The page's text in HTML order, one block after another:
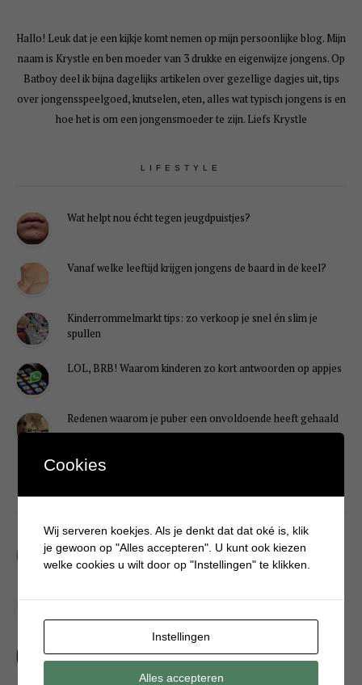
Hallo! Leuk dat je een kijkje komt nemen op mijn persoonlijke blog. Mijn
naam is Krystle en ben moeder van 3 drukke en eigenwijze jongens. Op
Batboy deel ik bijna dagelijks artikelen over gezellige dagjes uit, tips
over jongensspeelgoed, knutselen, eten, alles wat typisch jongens is en
hoe het is om een jongensmoeder te zijn. Liefs Krystle
LIFESTYLE
Wat helpt nou écht tegen jeugdpuistjes?
Vanaf welke leeftijd krijgen jongens de baard in de keel?
Kinderrommelmarkt tips: zo verkoop je snel én slim je
spullen
LOL, BRB! Waarom kinderen zo kort antwoorden op appjes
Redenen waarom je puber een onvoldoende heeft gehaald
DIY
Simpele DIY: Maak een geurroos van watten
Sneeuwpopkrans maken om bij de voordeur te hangen
Cookies
Wij serveren koekjes. Als je denkt dat dat oké is, klik
je gewoon op "Alles accepteren". U kunt ook kiezen
welke cookies u wilt door op "Instellingen" te klikken.
Instellingen
Alles accepteren